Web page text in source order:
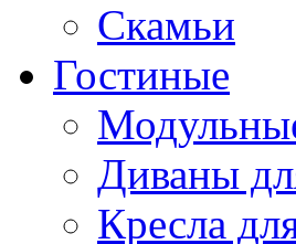
Скамьи
Гостиные
Диваны
Кресла